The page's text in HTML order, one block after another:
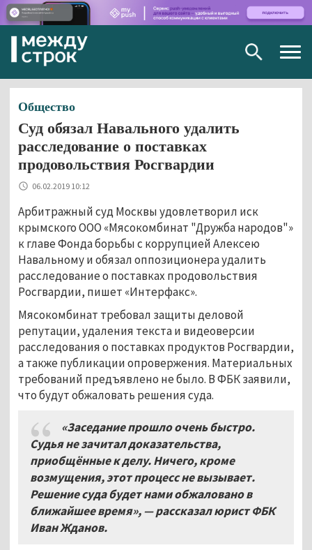
Общество
Суд обязал Навального удалить
расследование о поставках
продовольствия Росгвардии
06.02.2019 10:12
Арбитражный суд Москвы удовлетворил иск
крымского ООО «Мясокомбинат "Дружба народов"»
к главе Фонда борьбы с коррупцией Алексею
Навальному и обязал оппозиционера удалить
расследование о поставках продовольствия
Росгвардии, пишет «Интерфакс».
Мясокомбинат требовал защиты деловой
репутации, удаления текста и видеоверсии
расследования о поставках продуктов Росгвардии,
а также публикации опровержения. Материальных
требований предъявлено не было. В ФБК заявили,
что будут обжаловать решения суда.
«Заседание прошло очень быстро.
Судья не зачитал доказательства,
приобщённые к делу. Ничего, кроме
возмущения, этот процесс не вызывает.
Решение суда будет нами обжаловано в
ближайшее время», — рассказал юрист ФБК
Иван Жданов.